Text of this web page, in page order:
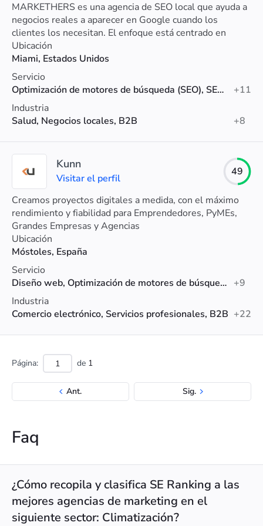
MARKETHERS es una agencia de SEO local que ayuda a
negocios reales a aparecer en Google cuando los
clientes los necesitan. El enfoque está centrado en
generar resultados medibles.
Ubicación
Miami, Estados Unidos
Servicio
Optimización de motores de búsqueda (SEO), SEO local, Diseño web
+11
Industria
Salud, Negocios locales, B2B
+8
Kunn
Visitar el perfil
49
Creamos proyectos digitales a medida, con el máximo
rendimiento y fiabilidad para Emprendedores, PyMEs,
Grandes Empresas y Agencias
Ubicación
Móstoles, España
Servicio
Diseño web, Optimización de motores de búsqueda (SEO), Email Marketing +9
Industria
Comercio electrónico, Servicios profesionales, B2B +22
Ant. Sig.
Página: de 1
Faq
¿Cómo recopila y clasifica SE Ranking a las
mejores agencias de marketing en el
siguiente sector: Climatización?